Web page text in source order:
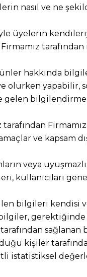
nasıl ve ne
üyelerin
tarafından
hakkında
yapabilir,
gelen
ve kapsam
veya
kullanıcıları
bilgileri kendisi
gerektiğinde
sağlanan
kişiler
istatistiksel